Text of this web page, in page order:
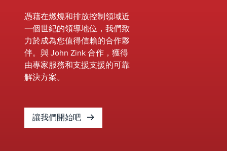
命。&nbsp;
憑藉在燃燒和排放控制領域近
一個世紀的領導地位，我們致
力於成為您值得信賴的合作夥
伴。與 John Zink 合作，獲得
由專家服務和支援支援的可靠
解決方案。
讓我們開始吧